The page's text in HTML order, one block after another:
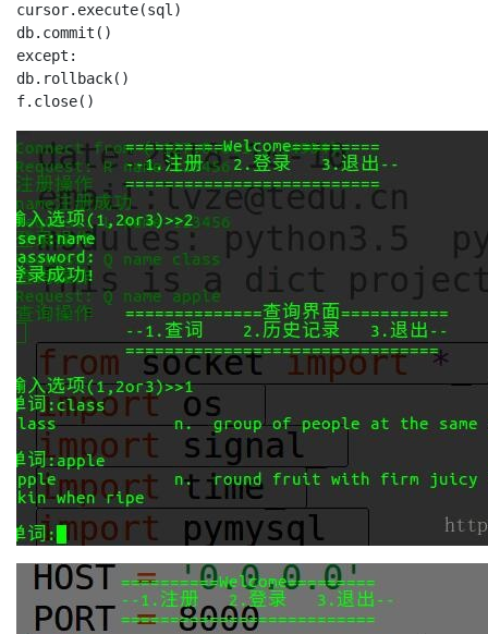
cursor.execute(sql)
db.commit()
except:
db.rollback()